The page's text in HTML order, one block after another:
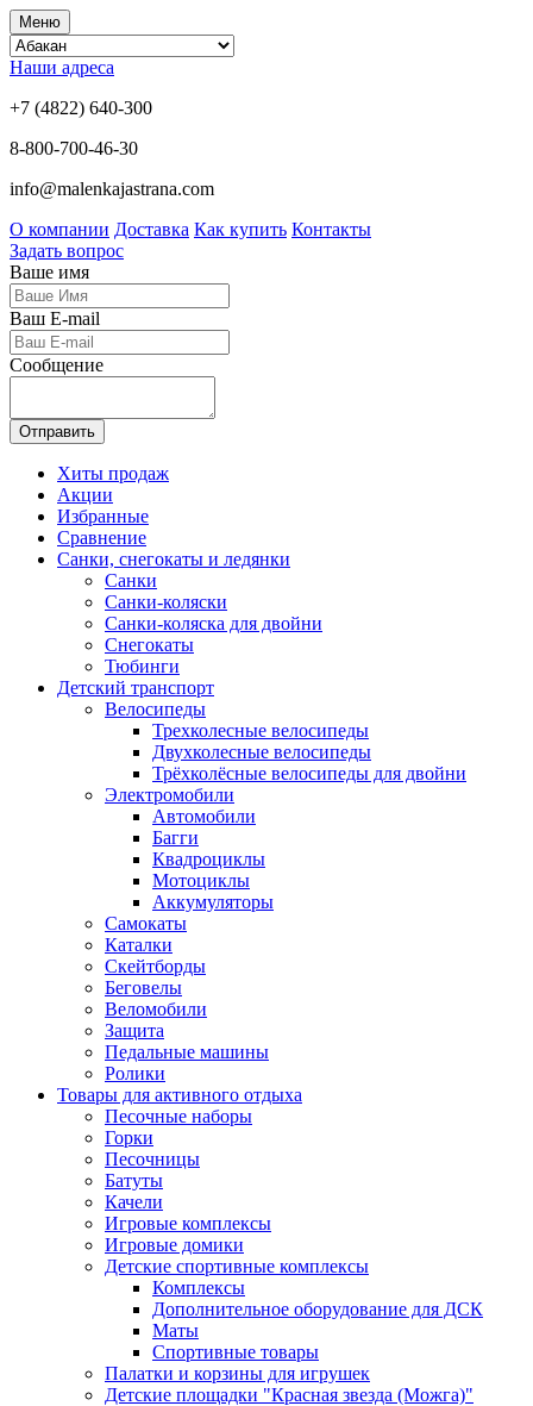
Меню
Наши адреса
+7 (4822) 640-300
8-800-700-46-30
info@malenkajastrana.com
О компании Доставка Как купить Контакты
Задать вопрос
Ваше имя
Ваш E-mail
Сообщение
Отправить
Хиты продаж
Акции
Избранные
Сравнение
Санки, снегокаты и ледянки
Санки
Санки-коляски
Санки-коляска для двойни
Снегокаты
Тюбинги
Детский транспорт
Велосипеды
Трехколесные велосипеды
Двухколесные велосипеды
Трёхколёсные велосипеды для двойни
Электромобили
Автомобили
Багги
Квадроциклы
Мотоциклы
Аккумуляторы
Самокаты
Каталки
Скейтборды
Беговелы
Веломобили
Защита
Педальные машины
Ролики
Товары для активного отдыха
Песочные наборы
Горки
Песочницы
Батуты
Качели
Игровые комплексы
Игровые домики
Детские спортивные комплексы
Комплексы
Дополнительное оборудование для ДСК
Маты
Спортивные товары
Палатки и корзины для игрушек
Детские площадки "Красная звезда (Можга)"